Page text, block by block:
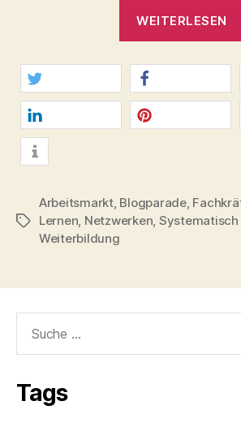
WEITERLESEN
twittern teilen
mitteilen
Schlagwörter
Arbeitsmarkt, Blogparade,
Lernen Netzwerken
Weiterbildung
nach:
Tags